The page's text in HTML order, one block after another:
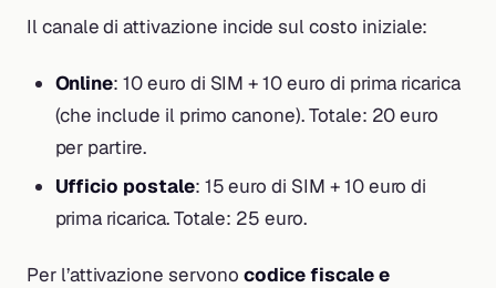
Il canale di attivazione incide sul costo iniziale:
Online: 10 euro di SIM + 10 euro di prima ricarica
(che include il primo canone). Totale: 20 euro
per partire.
Ufficio postale: 15 euro di SIM + 10 euro di
prima ricarica. Totale: 25 euro.
Per l’attivazione servono codice fiscale e